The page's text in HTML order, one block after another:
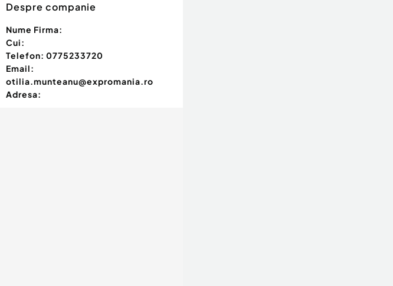
Despre companie
Nume Firma:
Cui:
Telefon: 0775233720
Email:
otilia.munteanu@expromania.ro
Adresa: